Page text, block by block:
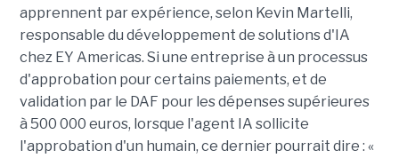
apprennent par expérience, selon Kevin Martelli,
responsable du développement de solutions d'IA
chez EY Americas. Si une entreprise à un processus
d'approbation pour certains paiements, et de
validation par le DAF pour les dépenses supérieures
à 500 000 euros, lorsque l'agent IA sollicite
l'approbation d'un humain, ce dernier pourrait dire : «